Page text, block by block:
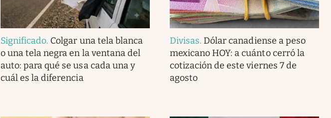
Significado. Colgar una tela blanca
o una tela negra en la ventana del
auto: para qué se usa cada una y
cuál es la diferencia
Divisas. Dólar canadiense a peso
mexicano HOY: a cuánto cerró la
cotización de este viernes 7 de
agosto